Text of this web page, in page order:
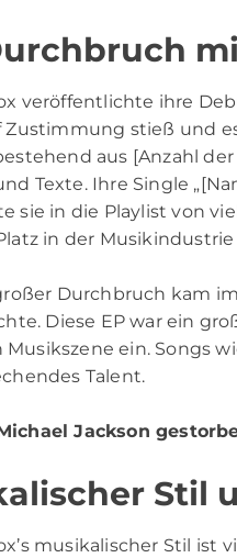
veröffentlichte ihre
Zustimmung stieß und
aus [Anzahl
Texte. Ihre Single
sie in die Playlist von
in der
Durchbruch kam
Diese EP war ein
ein. Songs
Talent.
Jackson
Stil
musikalischer Stil